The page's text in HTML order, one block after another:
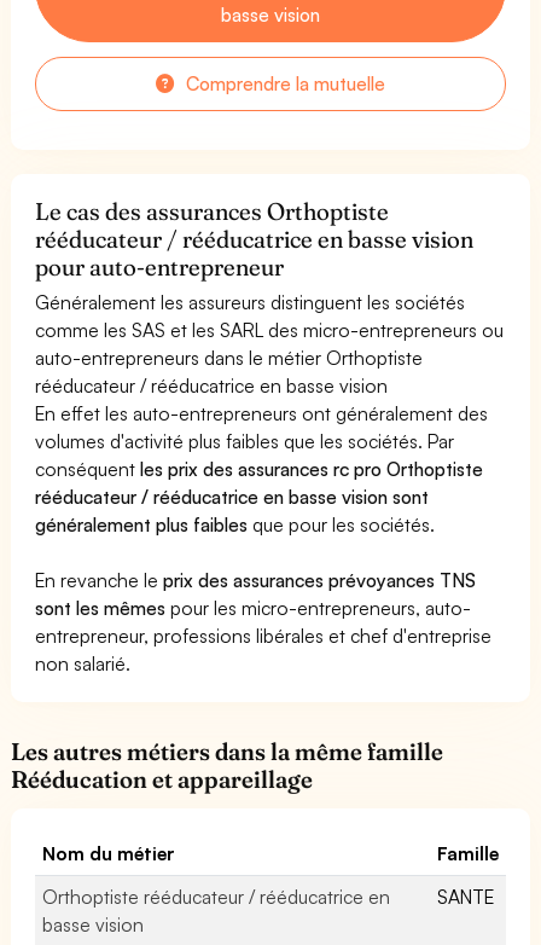
basse vision
Comprendre la mutuelle
Le cas des assurances Orthoptiste
rééducateur / rééducatrice en basse vision
pour auto-entrepreneur
Généralement les assureurs distinguent les sociétés
comme les SAS et les SARL des micro-entrepreneurs ou
auto-entrepreneurs dans le métier Orthoptiste
rééducateur / rééducatrice en basse vision
En effet les auto-entrepreneurs ont généralement des
volumes d'activité plus faibles que les sociétés. Par
conséquentles prix des assurances rc pro Orthoptiste
rééducateur / rééducatrice en basse vision sont
généralement plus faibles que pour les sociétés.
En revanche leprix des assurances prévoyances TNS
sont les mêmes pour les micro-entrepreneurs, auto-
entrepreneur, professions libérales et chef d'entreprise
non salarié.
Les autres métiers dans la même famille
Rééducation et appareillage
Nom du métier
Famille
Orthoptiste rééducateur / rééducatrice en
basse vision
SANTE